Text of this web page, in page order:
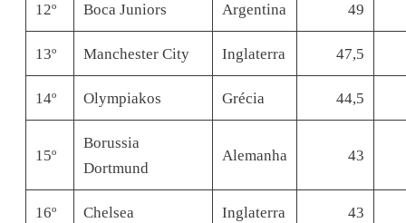
12º Boca Juniors Argentina 49
13º Manchester City Inglaterra 47,5
14º Olympiakos Grécia 44,5
15º
Borussia
Dortmund
Alemanha 43
16º Chelsea Inglaterra 43